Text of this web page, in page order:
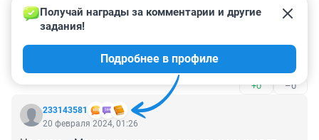
–0
Гость
бомжов это твоя фамилия .
+0 –0
233143581
Получай награды за комментарии и другие
задания!
Подробнее в профиле
20 февраля 2024, 01:26